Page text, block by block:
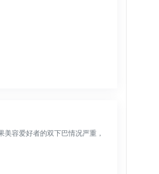
容爱好者的双下巴情况严重，